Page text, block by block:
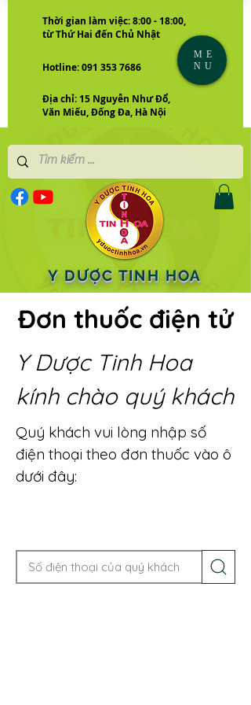
Thời gian làm việc: 8:00 - 18:00,
từ Thứ Hai đến Chủ Nhật
Hotline: 091 353 7686
Địa chỉ: 15 Nguyễn Như Đổ,
Văn Miếu, Đống Đa, Hà Nội
Y DƯỢC TINH HOA
ME
NU
Đơn thuốc điện tử
Y Dược Tinh Hoa
kính chào quý khách
Quý khách vui lòng nhập số
điện thoại theo đơn thuốc vào ô
dưới đây: